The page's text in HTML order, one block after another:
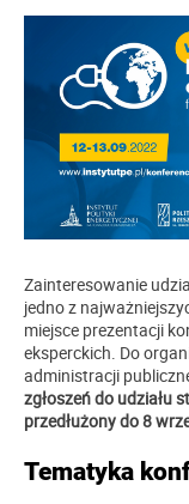
Zainteresowanie
jedno z
miejsce prezentacji
eksperckich. Do
administracji
zgłoszeń do udziału
przedłużony do 8
Tematyka